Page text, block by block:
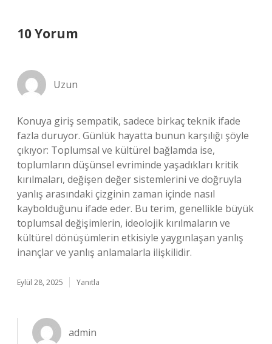
10 Yorum
Uzun
Konuya giriş sempatik, sadece birkaç teknik ifade
fazla duruyor. Günlük hayatta bunun karşılığı şöyle
çıkıyor: Toplumsal ve kültürel bağlamda ise,
toplumların düşünsel evriminde yaşadıkları kritik
kırılmaları, değişen değer sistemlerini ve doğruyla
yanlış arasındaki çizginin zaman içinde nasıl
kaybolduğunu ifade eder. Bu terim, genellikle büyük
toplumsal değişimlerin, ideolojik kırılmaların ve
kültürel dönüşümlerin etkisiyle yaygınlaşan yanlış
inançlar ve yanlış anlamalarla ilişkilidir.
Eylül 28, 2025 Yanıtla
admin